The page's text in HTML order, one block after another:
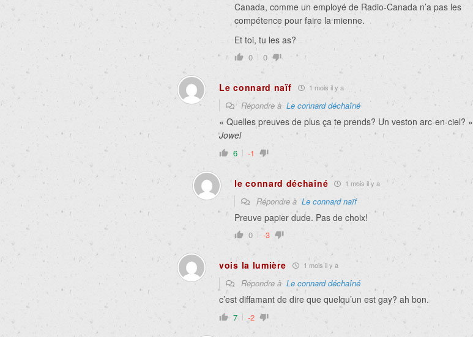
Canada, comme un employé de Radio-Canada n’a pas les
compétence pour faire la mienne.
Et toi, tu les as?
0 0
Le connard naïf 1 mois il y a
Répondre à Le connard déchaîné
« Quelles preuves de plus ça te prends? Un veston arc-en-ciel?
Jowel
6 -1
le connard déchaîné 1 mois il y a
Répondre à Le connard naïf
Preuve papier dude. Pas de choix!
0 -3
vois la lumière 1 mois il y a
Répondre à Le connard déchaîné
c’est diffamant de dire que quelqu’un est gay? ah bon.
7 -2